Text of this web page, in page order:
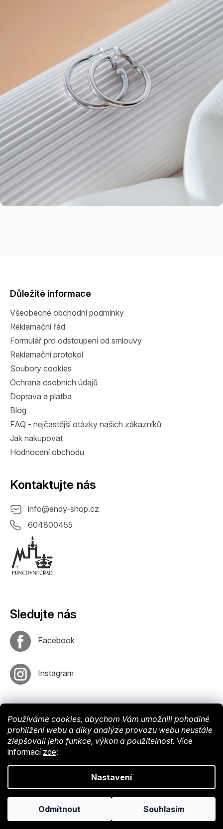
Používáme cookies, abychom Vám umožnili pohodlné
prohlížení webu a díky analýze provozu webu neustále
zlepšovali jeho funkce, výkon a použitelnost. Více
informací zde:
Nastavení
Odmítnout Souhlasím
Důležité informace
Všeobecné obchodní podmínky
Reklamační řád
Formulář pro odstoupení od smlouvy
Reklamační protokol
Soubory cookies
Ochrana osobních údajů
Doprava a platba
Blog
FAQ - nejčastější otázky našich zákazníků
Jak nakupovat
Hodnocení obchodu
Kontaktujte nás
info@endy-shop.cz
604800455
Sledujte nás
Facebook
Instagram
Shoptet. Nastavil týmEshopyUmíme. Design byVokr